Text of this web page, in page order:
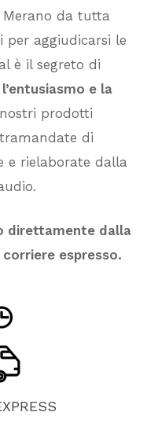
da tutta
per aggiudicarsi le
è il segreto di
e la
prodotti
di
e rielaborate dalla
direttamente dalla
espresso.